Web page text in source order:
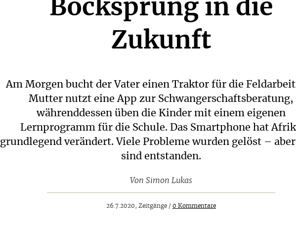
:
Bocksprung in die
Zukunft
Am Morgen bucht der Vater einen Traktor für die
Mutter nutzt eine App zur Schwangerschaftsberatung,
währenddessen üben die Kinder mit einem eigenen
Lernprogramm für die Schule. Das Smartphone hat
grundlegend verändert. Viele Probleme wurden gelöst –
sind entstanden.
Von Simon Lukas
26.7.2020, Zeitgänge / 0 Kommentare